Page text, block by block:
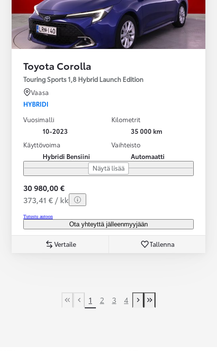
Toyota Corolla
Touring Sports 1,8 Hybrid Launch Edition
Vaasa
HYBRIDI
Vuosimalli
10-2023
Kilometrit
35 000 km
Käyttövoima
Hybridi Bensiini
Vaihteisto
Automaatti
Näytä lisää
30 980,00 €
373,41 € / kk
Tutustu autoon
Ota yhteyttä jälleenmyyjään
Vertaile Tallenna
First Page
Previous page
1 2 3 4
Next page
Last Page